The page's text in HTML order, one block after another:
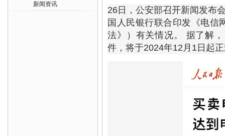
新闻资讯
26日，公安部召开新闻发布
国人民银行联合印发《电信
法》）有关情况。 据了解
件，将于2024年12月1日起